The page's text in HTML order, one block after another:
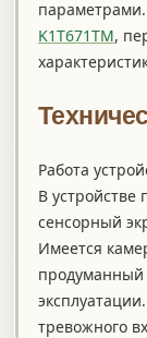
K1T671TM,
Работа
В
сенсорный
Имеется
продуманный
тревожного